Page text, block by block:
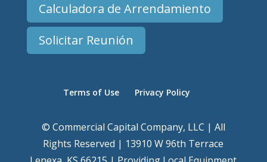
Calculadora de Arrendamiento
Solicitar Reunión
Terms of Use Privacy Policy
© Commercial Capital Company, LLC | All
Rights Reserved | 13910 W 96th Terrace